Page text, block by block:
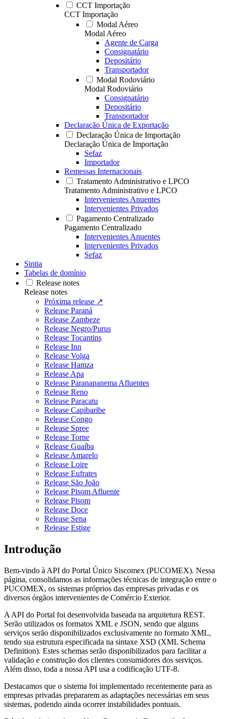
CCT Importação
CCT Importação
Modal Aéreo
Modal Aéreo
Agente de Carga
Consignatário
Depositário
Transportador
Modal Rodoviário
Modal Rodoviário
Consignatário
Depositário
Transportador
Declaração Única de Exportação
Declaração Única de Importação
Declaração Única de Importação
Sefaz
Importador
Remessas Internacionais
Tratamento Administrativo e LPCO
Tratamento Administrativo e LPCO
Intervenientes Anuentes
Intervenientes Privados
Pagamento Centralizado
Pagamento Centralizado
Intervenientes Anuentes
Intervenientes Privados
Sefaz
Sintia
Tabelas de domínio
Release notes
Release notes
Próxima release ↗
Release Paraná
Release Zambeze
Release Negro/Purus
Release Tocantins
Release Inn
Release Volga
Release Hamza
Release Apa
Release Paranapanema Afluentes
Release Reno
Release Paracatu
Release Capibaribe
Release Congo
Release Spree
Release Torne
Release Guaíba
Release Amarelo
Release Loire
Release Eufrates
Release São João
Release Pisom Afluente
Release Pisom
Release Doce
Release Sena
Release Estige
Introdução
Bem-vindo à API do Portal Único Siscomex (PUCOMEX). Nessa
página, consolidamos as informações técnicas de integração entre o
PUCOMEX, os sistemas próprios das empresas privadas e os
diversos órgãos intervenientes de Comércio Exterior.
A API do Portal foi desenvolvida baseada na arquitetura REST.
Serão utilizados os formatos XML e JSON, sendo que alguns
serviços serão disponibilizados exclusivamente no formato XML,
tendo sua estrutura especificada na sintaxe XSD (XML Schema
Definition). Estes schemas serão disponibilizados para facilitar a
validação e construção dos clientes consumidores dos serviços.
Além disso, toda a nossa API usa a codificação UTF-8.
Destacamos que o sistema foi implementado recentemente para as
empresas privadas prepararem as adaptações necessárias em seus
sistemas, podendo ainda ocorrer instabilidades pontuais.